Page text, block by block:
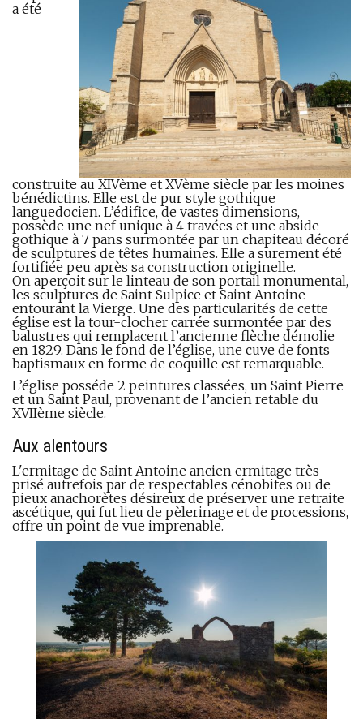
a été
construite au XIVème et XVème siècle par les moines
bénédictins. Elle est de pur style gothique
languedocien. L’édifice, de vastes dimensions,
possède une nef unique à 4 travées et une abside
gothique à 7 pans surmontée par un chapiteau décoré
de sculptures de têtes humaines. Elle a surement été
fortifiée peu après sa construction originelle.
On aperçoit sur le linteau de son portail monumental,
les sculptures de Saint Sulpice et Saint Antoine
entourant la Vierge. Une des particularités de cette
église est la tour-clocher carrée surmontée par des
balustres qui remplacent l’ancienne flèche démolie
en 1829. Dans le fond de l’église, une cuve de fonts
baptismaux en forme de coquille est remarquable.
L’église posséde 2 peintures classées, un Saint Pierre
et un Saint Paul, provenant de l’ancien retable du
XVIIème siècle.
Aux alentours
L'ermitage de Saint Antoine ancien ermitage très
prisé autrefois par de respectables cénobites ou de
pieux anachorètes désireux de préserver une retraite
ascétique, qui fut lieu de pèlerinage et de processions,
offre un point de vue imprenable.